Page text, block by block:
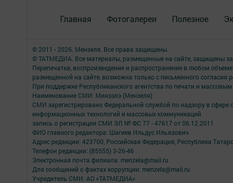
Главная Фотогалереи Полезное
© 2011 - 2026. Мензеля. Все права защищены.
© ТАТМЕДИА. Все материалы, размещенные на сайте, защищены
Перепечатка, воспроизведение и распространение в любом
размещенной на сайте, возможна только с письменного согласия
При поддержке Республиканского агентства по печати и
Наименование СМИ: Минзэлэ (Мензеля)
СМИ зарегистрировано Федеральной службой по надзору в сфере
информационных технологий и массовых коммуникаций
запись о регистрации СМИ ЭЛ № ФС 77 - 47617 от 06.12.2011
ФИО главного редактора: Шагиев Ильдус Ильязович
Адрес редакции: 423700, Российская Федерация, Республика
Телефон редакции: (85555) 3-26-46
Электронная почта филиала: menzela@mail.ru
Для сообщений о фактах коррупции: menzela@mail.ru
Учредитель СМИ: АО «ТАТМЕДИА»